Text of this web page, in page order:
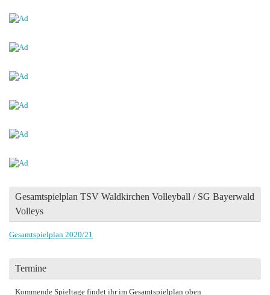
Gesamtspielplan TSV Waldkirchen Volleyball / SG Bayerwald
Volleys
Gesamtspielplan 2020/21
Termine
Kommende Spieltage findet ihr im Gesamtspielplan oben